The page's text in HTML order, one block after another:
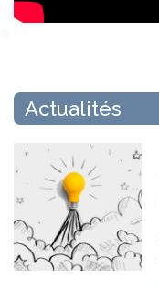
Actualités